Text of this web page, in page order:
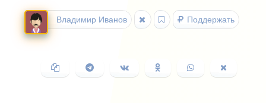
Владимир Иванов Поддержать
Копировать
ссылку
Поделиться
в
Поделиться
ВКонтакте
Поделиться
в
Поделиться
в
в